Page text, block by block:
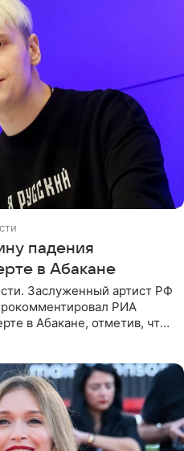
падения
в Абакане
Заслуженный артист РФ
РИА
в Абакане, отметив, что